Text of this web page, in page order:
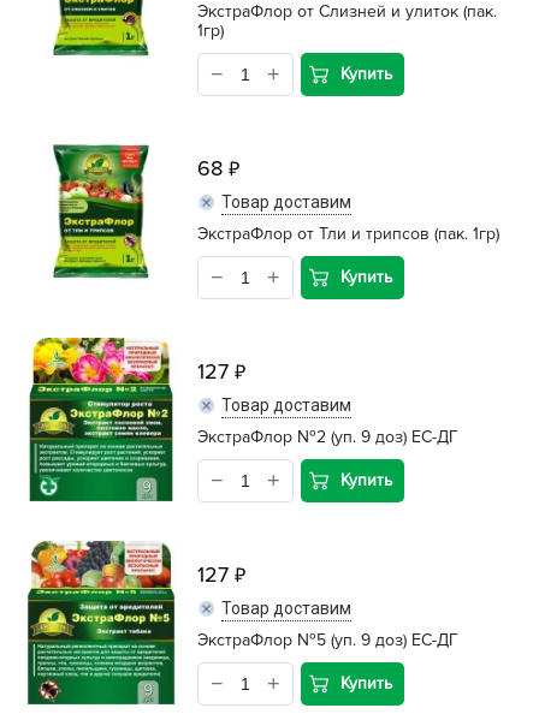
ЭкстраФлор от Слизней и улиток (пак.
1гр)
Купить
68
Товар доставим
ЭкстраФлор от Тли и трипсов (пак. 1гр)
Купить
127
Товар доставим
ЭкстраФлор №2 (уп. 9 доз) ЕС-ДГ
Купить
127
Товар доставим
ЭкстраФлор №5 (уп. 9 доз) ЕС-ДГ
Купить